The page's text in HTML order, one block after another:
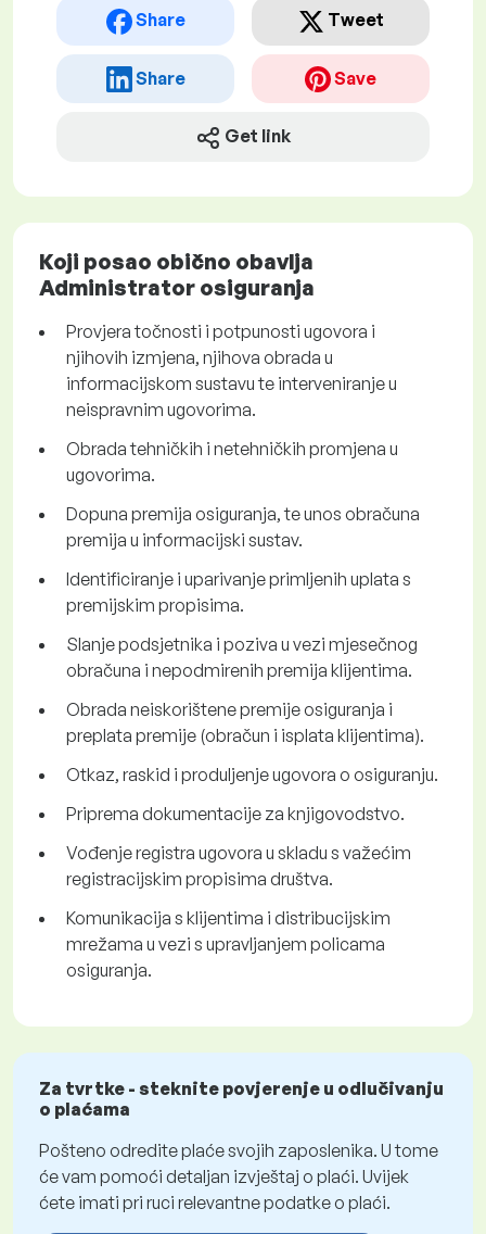
Share Tweet
Share Save
Get link
Koji posao obično obavlja
Administrator osiguranja
Provjera točnosti i potpunosti ugovora i
njihovih izmjena, njihova obrada u
informacijskom sustavu te interveniranje u
neispravnim ugovorima.
Obrada tehničkih i netehničkih promjena u
ugovorima.
Dopuna premija osiguranja, te unos obračuna
premija u informacijski sustav.
Identificiranje i uparivanje primljenih uplata s
premijskim propisima.
Slanje podsjetnika i poziva u vezi mjesečnog
obračuna i nepodmirenih premija klijentima.
Obrada neiskorištene premije osiguranja i
preplata premije (obračun i isplata klijentima).
Otkaz, raskid i produljenje ugovora o osiguranju.
Priprema dokumentacije za knjigovodstvo.
Vođenje registra ugovora u skladu s važećim
registracijskim propisima društva.
Komunikacija s klijentima i distribucijskim
mrežama u vezi s upravljanjem policama
osiguranja.
Za tvrtke - steknite povjerenje u odlučivanju
o plaćama
Pošteno odredite plaće svojih zaposlenika. U tome
će vam pomoći detaljan izvještaj o plaći. Uvijek
ćete imati pri ruci relevantne podatke o plaći.